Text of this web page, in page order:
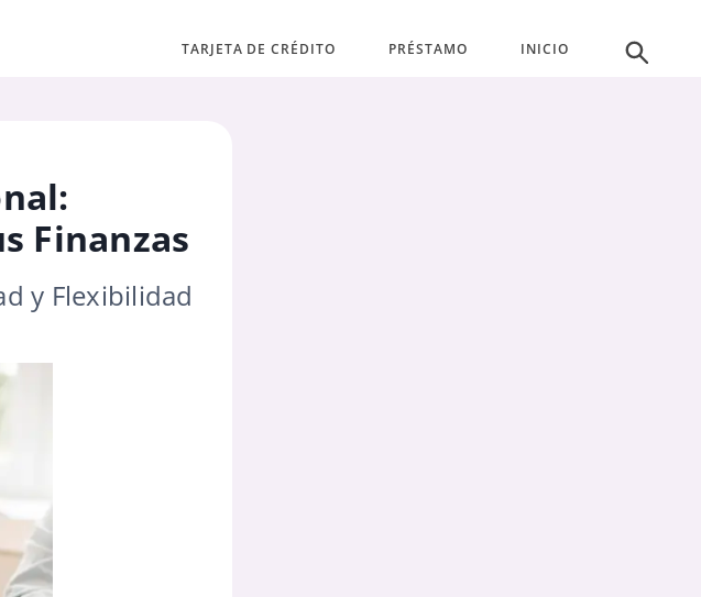
TARJETA DE CRÉDITO PRÉSTAMO INICIO
Finanzas
y Flexibilidad